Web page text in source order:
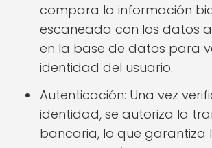
compara la información
escaneada con los datos
en la base de datos para
identidad del usuario.
Autenticación: Una vez
identidad, se autoriza la
bancaria, lo que garantiza